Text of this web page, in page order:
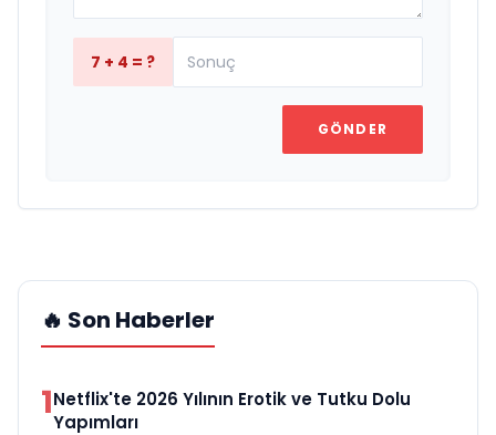
7 + 4 = ?
GÖNDER
🔥 Son Haberler
1Netflix'te 2026 Yılının Erotik ve Tutku Dolu
Yapımları